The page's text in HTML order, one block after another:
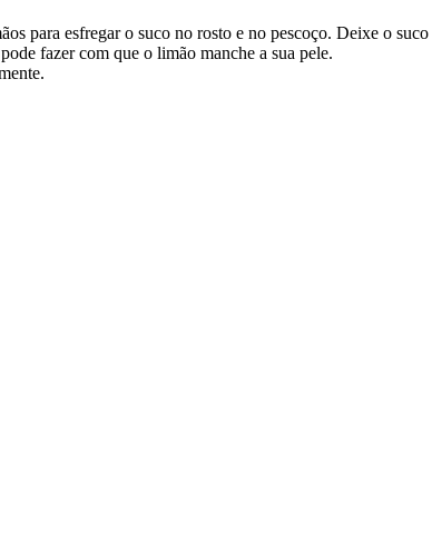
para esfregar o suco no rosto e no pescoço. Deixe o
fazer com que o limão manche a sua pele.